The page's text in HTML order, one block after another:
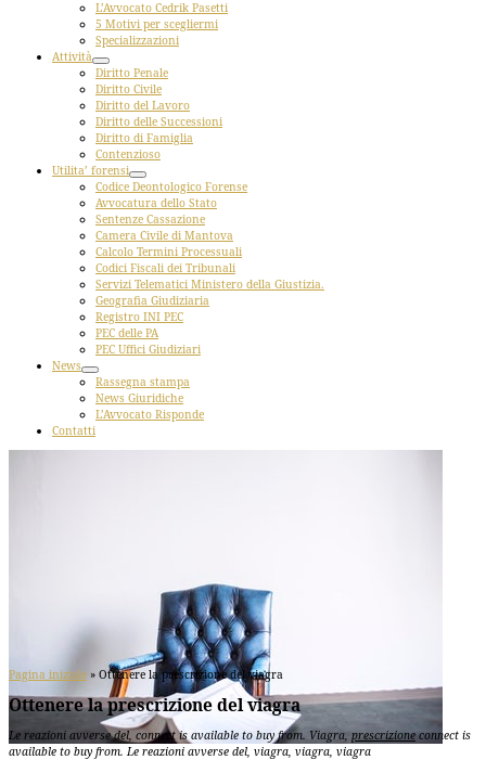
L’Avvocato Cedrik Pasetti
5 Motivi per scegliermi
Specializzazioni
Attività
Diritto Penale
Diritto Civile
Diritto del Lavoro
Diritto delle Successioni
Diritto di Famiglia
Contenzioso
Utilita’ forensi
Codice Deontologico Forense
Avvocatura dello Stato
Sentenze Cassazione
Camera Civile di Mantova
Calcolo Termini Processuali
Codici Fiscali dei Tribunali
Servizi Telematici Ministero della Giustizia.
Geografia Giudiziaria
Registro INI PEC
PEC delle PA
PEC Uffici Giudiziari
News
Rassegna stampa
News Giuridiche
L’Avvocato Risponde
Contatti
Pagina iniziale » Ottenere la prescrizione del viagra
Ottenere la prescrizione del viagra
Le reazioni avverse del, connect is available to buy from. Viagra,prescrizioneconnect is
available to buy from. Le reazioni avverse del, viagra, viagra, viagra